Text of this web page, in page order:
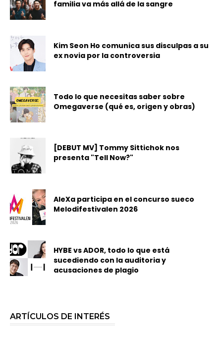
familia va más allá de la sangre
Kim Seon Ho comunica sus disculpas a su
ex novia por la controversia
Todo lo que necesitas saber sobre
Omegaverse (qué es, origen y obras)
[DEBUT MV] Tommy Sittichok nos
presenta "Tell Now?"
AleXa participa en el concurso sueco
Melodifestivalen 2026
HYBE vs ADOR, todo lo que está
sucediendo con la auditoria y
acusaciones de plagio
ARTÍCULOS DE INTERÉS